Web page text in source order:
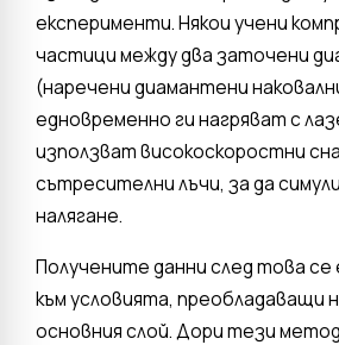
експерименти. Някои учени
частици между два заточени
(наречени диамантени
едновременно ги нагряват с
използват високоскоростни
сътресителни лъчи, за да
налягане.
Получените данни след това
към условията, преобладаващи
основния слой. Дори тези